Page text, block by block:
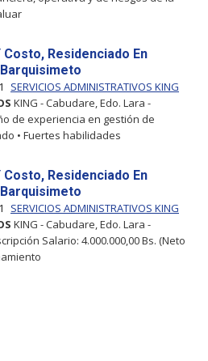
Residenciado En
SERVICIOS ADMINISTRATIVOS KING
KING - Cabudare, Edo. Lara -
de experiencia en gestión de
• Fuertes habilidades
Residenciado En
SERVICIOS ADMINISTRATIVOS KING
KING - Cabudare, Edo. Lara -
Salario: 4.000.000,00 Bs. (Neto